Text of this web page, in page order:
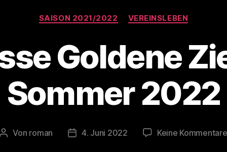
Kategorien
SAISON 2021/2022 VEREINSLEBEN
Goldene
Sommer 2022
Beitragsautor
Von roman Veröffentlichungsdatum
4. Juni 2022 Keine Kommentare